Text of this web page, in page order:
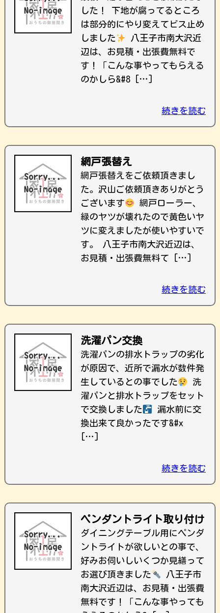
した！ 下地が腐ってるところ
は部分的にやり変えてビス止め
しました
八王子市南大沢近
辺は、お見積・出張費無料で
す！ ｢こんな事やってもらえる
のかしら&#8 […]
続きを読む
網戸張替え
網戸張替えをご依頼頂きまし
た。沢山ご依頼頂きありがとう
ございます
網戸ローラー、
緑のヤツが壊れたので黄色いヤ
ツに変えましたが使いやすいで
す。 八王子市南大沢近辺は、
お見積・出張費無料て […]
続きを読む
洗濯パン交換
洗濯パンの排水トラップの劣化
が原因で、近所で漏水が数件発
生しているとの事でした
洗
濯パンと排水トラップをセット
で交換しました
漏水前に交
換出来て良かったです&#x
[…]
続きを読む
ペンダントライト取り付け
ダイニングテーブル用にペンダ
ントライトが欲しいとの事で、
好みお伺いしいくつか見繕って
お選び頂きました
八王子市
南大沢近辺は、お見積・出張費
無料です！ ｢こんな事やっても